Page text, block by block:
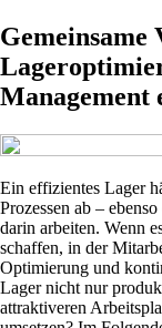
Management
Ein effizientes Lager
Prozessen ab –
darin arbeiten. Wenn
schaffen, in der
Optimierung und
Lager nicht nur
attraktiveren